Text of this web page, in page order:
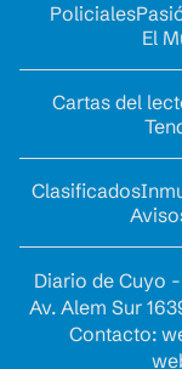
Policiales
El
Cartas del
Clasificados
Diario de Cuyo
Av. Alem Sur
Contacto: